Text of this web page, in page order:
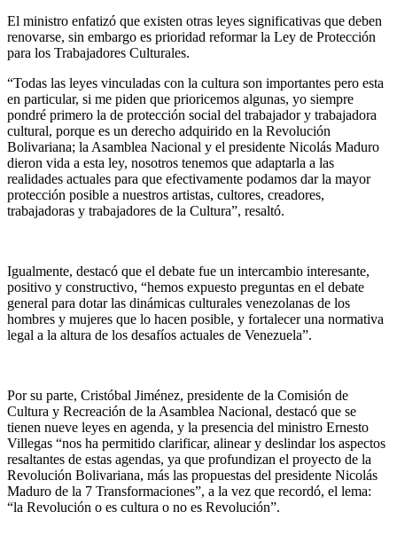
El ministro enfatizó que existen otras leyes significativas que deben
renovarse, sin embargo es prioridad reformar la Ley de Protección
para los Trabajadores Culturales.
“Todas las leyes vinculadas con la cultura son importantes pero esta
en particular, si me piden que prioricemos algunas, yo siempre
pondré primero la de protección social del trabajador y trabajadora
cultural, porque es un derecho adquirido en la Revolución
Bolivariana; la Asamblea Nacional y el presidente Nicolás Maduro
dieron vida a esta ley, nosotros tenemos que adaptarla a las
realidades actuales para que efectivamente podamos dar la mayor
protección posible a nuestros artistas, cultores, creadores,
trabajadoras y trabajadores de la Cultura”, resaltó.
Igualmente, destacó que el debate fue un intercambio interesante,
positivo y constructivo, “hemos expuesto preguntas en el debate
general para dotar las dinámicas culturales venezolanas de los
hombres y mujeres que lo hacen posible, y fortalecer una normativa
legal a la altura de los desafíos actuales de Venezuela”.
Por su parte, Cristóbal Jiménez, presidente de la Comisión de
Cultura y Recreación de la Asamblea Nacional, destacó que se
tienen nueve leyes en agenda, y la presencia del ministro Ernesto
Villegas “nos ha permitido clarificar, alinear y deslindar los aspectos
resaltantes de estas agendas, ya que profundizan el proyecto de la
Revolución Bolivariana, más las propuestas del presidente Nicolás
Maduro de la 7 Transformaciones”, a la vez que recordó, el lema:
“la Revolución o es cultura o no es Revolución”.